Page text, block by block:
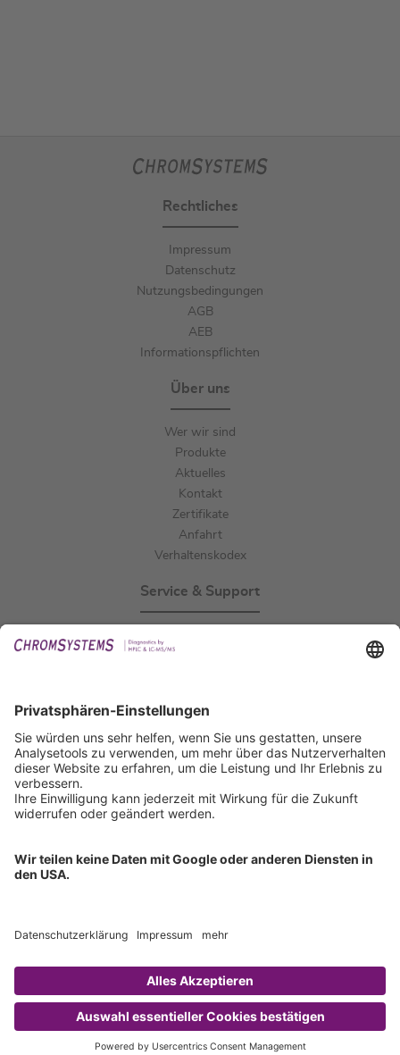
Rechtliches
Impressum
Datenschutz
Nutzungsbedingungen
AGB
AEB
Informationspflichten
Über uns
Wer wir sind
Produkte
Aktuelles
Kontakt
Zertifikate
Anfahrt
Verhaltenskodex
Service & Support
IFU anfordern
Zertifizierungen
ISO 9001 Zertifikat
Copyright © 2026 Chromsystems Instruments & Chemicals GmbH.